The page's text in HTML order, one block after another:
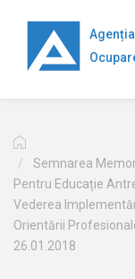
conţinutul
principal
Semnarea
Pentru Educație
Vederea
Orientării
26.01.2018